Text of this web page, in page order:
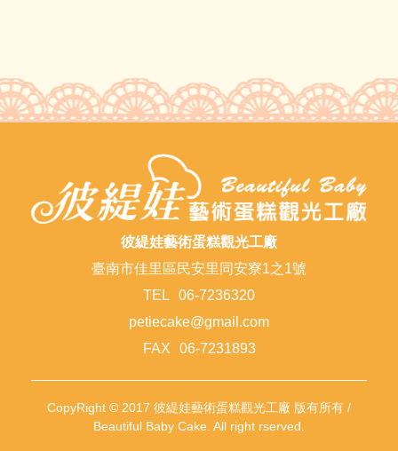
彼緹娃藝術蛋糕觀光工廠
臺南市佳里區民安里同安寮1之1號
TEL 06-7236320
petiecake@gmail.com
FAX
06-7231893
CopyRight © 2017 彼緹娃藝術蛋糕觀光工廠 版有所有 /
Beautiful Baby Cake. All right rserved.